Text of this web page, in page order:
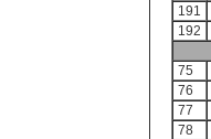
191
192
75
76
77
78